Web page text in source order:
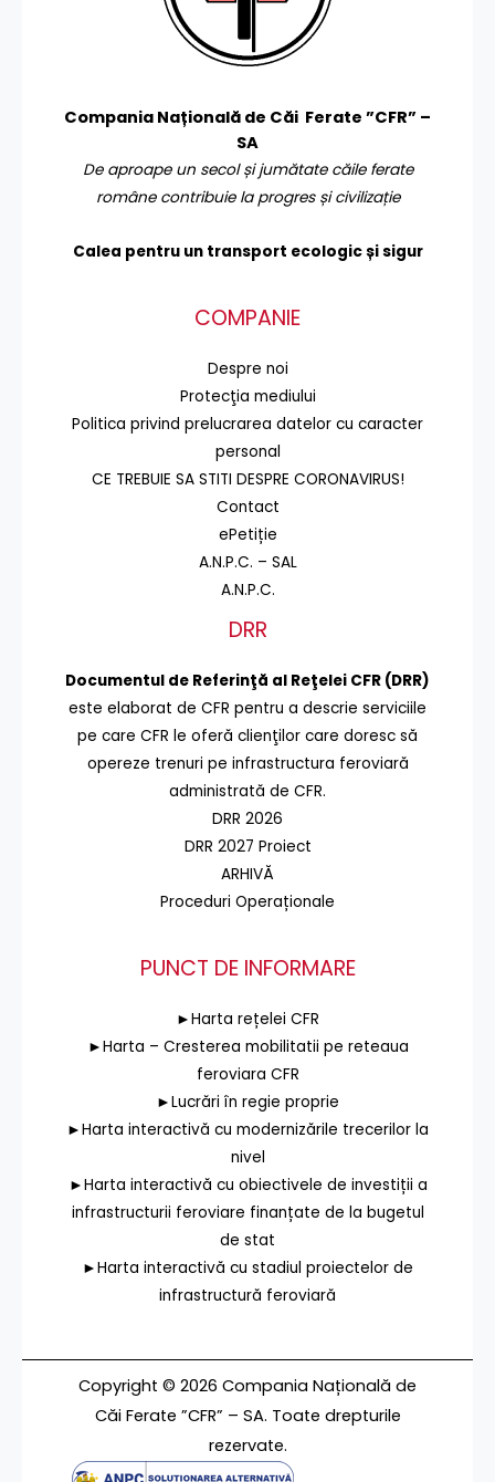
Compania Națională de Căi Ferate ”CFR” –
SA
De aproape un secol și jumătate căile ferate
române contribuie la progres și civilizație
Calea pentru un transport ecologic și sigur
COMPANIE
Despre noi
Protecţia mediului
Politica privind prelucrarea datelor cu caracter
personal
CE TREBUIE SA STITI DESPRE CORONAVIRUS!
Contact
ePetiție
A.N.P.C. – SAL
A.N.P.C.
DRR
Documentul de Referinţă al Reţelei CFR (DRR)
este elaborat de CFR pentru a descrie serviciile
pe care CFR le oferă clienţilor care doresc să
opereze trenuri pe infrastructura feroviară
administrată de CFR.
DRR 2026
DRR 2027 Proiect
ARHIVĂ
Proceduri Operaționale
PUNCT DE INFORMARE
►Harta rețelei CFR
►Harta – Cresterea mobilitatii pe reteaua
feroviara CFR
►Lucrări în regie proprie
►Harta interactivă cu modernizările trecerilor la
nivel
►Harta interactivă cu obiectivele de investiții a
infrastructurii feroviare finanțate de la bugetul
de stat
►Harta interactivă cu stadiul proiectelor de
infrastructură feroviară
Copyright © 2026 Compania Națională de
Căi Ferate ”CFR” – SA. Toate drepturile
rezervate.